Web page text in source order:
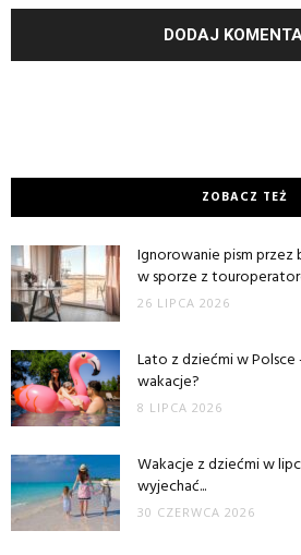
ZOBACZ TEŻ
Ignorowanie pism
w sporze z
26 LIPCA 2026
Lato z dziećmi w
wakacje?
8 LIPCA 2026
Wakacje z dziećmi w
wyjechać...
30 CZERWCA 2026